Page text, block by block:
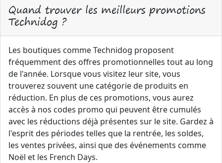
Quand trouver les meilleurs promotions
Technidog ?
Les boutiques comme Technidog proposent
fréquemment des offres promotionnelles tout au long
de l'année. Lorsque vous visitez leur site, vous
trouverez souvent une catégorie de produits en
réduction. En plus de ces promotions, vous aurez
accès à nos codes promo qui peuvent être cumulés
avec les réductions déjà présentes sur le site. Gardez à
l'esprit des périodes telles que la rentrée, les soldes,
les ventes privées, ainsi que des événements comme
Noël et les French Days.